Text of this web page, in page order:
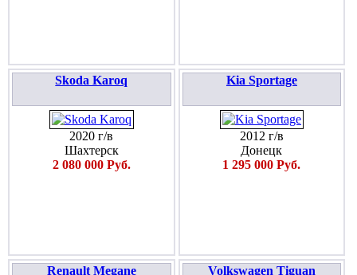
Skoda Karoq
2020 г/в
Шахтерск
2 080 000 Руб.
Kia Sportage
2012 г/в
Донецк
1 295 000 Руб.
Renault Megane Volkswagen Tiguan